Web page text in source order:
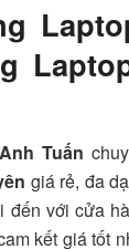
Tuấn
giá rẻ, đa
với cửa
kết giá tốt